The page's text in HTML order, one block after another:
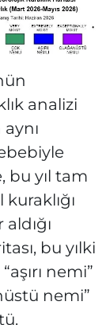
analizi
bu yıl tam
bu yılki
nemi”
nemi”